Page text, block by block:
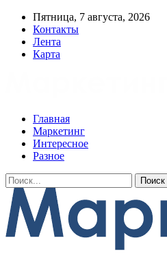
Пятница, 7 августа, 2026
Контакты
Лента
Карта
Главная
Маркетинг
Интересное
Разное